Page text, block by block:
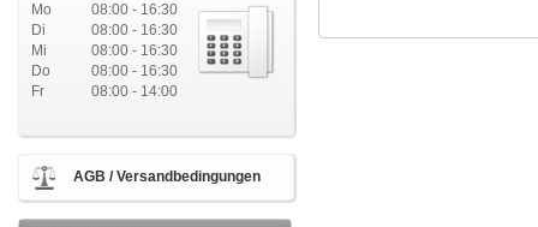
Mo
08:00 - 16:30
Di
08:00 - 16:30
Mi
08:00 - 16:30
Do
08:00 - 16:30
Fr
08:00 - 14:00
AGB / Versandbedingungen